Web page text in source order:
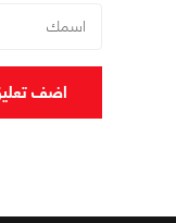
اضف